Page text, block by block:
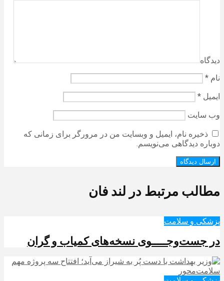
دیدگاه
نام *
ایمیل *
وب‌ سایت
ذخیره نام، ایمیل و وبسایت من در مرورگر برای زمانی که
دوباره دیدگاهی می‌نویسم.
مطالب مرتبط در لند فان
پزشکی و سلامت
در جست‌وجـــــوی نسخه‌های کمیاب و گران